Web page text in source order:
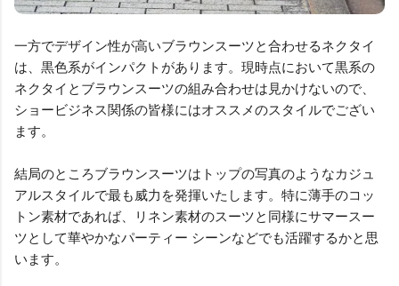
一方でデザイン性が高いブラウンスーツと合わせるネクタイ
は、黒色系がインパクトがあります。現時点において黒系の
ネクタイとブラウンスーツの組み合わせは見かけないので、
ショービジネス関係の皆様にはオススメのスタイルでござい
ます。
結局のところブラウンスーツはトップの写真のようなカジュ
アルスタイルで最も威力を発揮いたします。特に薄手のコッ
トン素材であれば、リネン素材のスーツと同様にサマースー
ツとして華やかなパーティー シーンなどでも活躍するかと思
います。